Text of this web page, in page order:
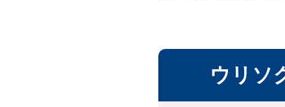
ウリソ